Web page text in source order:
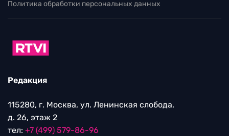
Политика обработки персональных данных
Редакция
115280, г. Москва, ул. Ленинская слобода,
д. 26, этаж 2
тел: +7 (499) 579-86-96